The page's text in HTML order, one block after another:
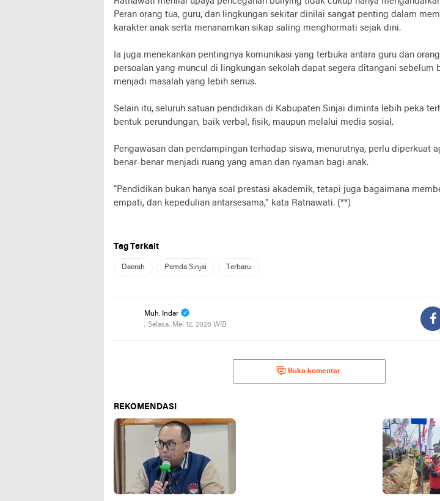
Peran orang tua, guru, dan lingkungan sekitar dinilai sangat penting dalam
karakter anak serta menanamkan sikap saling menghormati sejak dini.
Ia juga menekankan pentingnya komunikasi yang terbuka antara guru dan
persoalan yang muncul di lingkungan sekolah dapat segera ditangani sebelum
menjadi masalah yang lebih serius.
Selain itu, seluruh satuan pendidikan di Kabupaten Sinjai diminta lebih peka
bentuk perundungan, baik verbal, fisik, maupun melalui media sosial.
Pengawasan dan pendampingan terhadap siswa, menurutnya, perlu diperkuat
benar-benar menjadi ruang yang aman dan nyaman bagi anak.
“Pendidikan bukan hanya soal prestasi akademik, tetapi juga bagaimana
empati, dan kepedulian antarsesama,” kata Ratnawati. (**)
Tag Terkait
Daerah Pemda Sinjai Terbaru
Muh. Indar
, Selasa, Mei 12, 2026 WIB
Buka komentar
REKOMENDASI